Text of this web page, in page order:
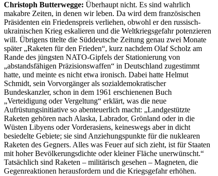
Christoph Butterwegge: Überhaupt nicht. Es sind wahrlich
makabre Zeiten, in denen wir leben. Da wird dem französischen
Präsidenten ein Friedenspreis verliehen, obwohl er den russisch-
ukrainischen Krieg eskalieren und die Weltkriegsgefahr potenzieren
will. Übrigens titelte die Süddeutsche Zeitung genau zwei Monate
später „Raketen für den Frieden“, kurz nachdem Olaf Scholz am
Rande des jüngsten NATO-Gipfels der Stationierung von
„abstandsfähigen Präzisionswaffen“ in Deutschland zugestimmt
hatte, und meinte es nicht etwa ironisch. Dabei hatte Helmut
Schmidt, sein Vorvorgänger als sozialdemokratischer
Bundeskanzler, schon in dem 1961 erschienenen Buch
„Verteidigung oder Vergeltung“ erklärt, was die neue
Aufrüstungsinitiative so abenteuerlich macht: „Landgestützte
Raketen gehören nach Alaska, Labrador, Grönland oder in die
Wüsten Libyens oder Vorderasiens, keineswegs aber in dicht
besiedelte Gebiete; sie sind Anziehungspunkte für die nuklearen
Raketen des Gegners. Alles was Feuer auf sich zieht, ist für Staaten
mit hoher Bevölkerungsdichte oder kleiner Fläche unerwünscht.“
Tatsächlich sind Raketen – militärisch gesehen – Magneten, die
Gegenreaktionen herausfordern und die Kriegsgefahr erhöhen.